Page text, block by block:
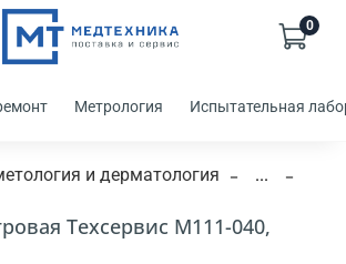
0
Метрология Испытательная
и дерматология
...
Техсервис М111-040,